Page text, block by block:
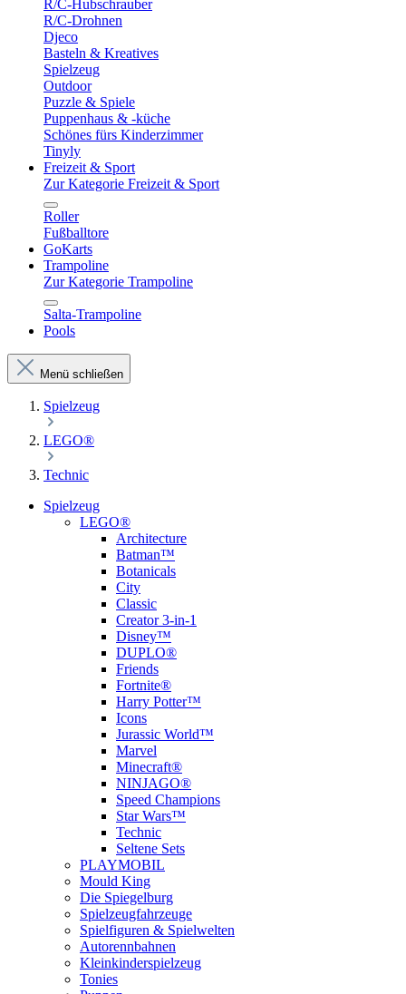
R/C-Hubschrauber
R/C-Drohnen
Djeco
Basteln & Kreatives
Spielzeug
Outdoor
Puzzle & Spiele
Puppenhaus & -küche
Schönes fürs Kinderzimmer
Tinyly
Freizeit & Sport
Zur Kategorie Freizeit & Sport
Roller
Fußballtore
GoKarts
Trampoline
Zur Kategorie Trampoline
Salta-Trampoline
Pools
Menü schließen
Spielzeug
LEGO®
Technic
Spielzeug
LEGO®
Architecture
Batman™
Botanicals
City
Classic
Creator 3-in-1
Disney™
DUPLO®
Friends
Fortnite®
Harry Potter™
Icons
Jurassic World™
Marvel
Minecraft®
NINJAGO®
Speed Champions
Star Wars™
Technic
Seltene Sets
PLAYMOBIL
Mould King
Die Spiegelburg
Spielzeugfahrzeuge
Spielfiguren & Spielwelten
Autorennbahnen
Kleinkinderspielzeug
Tonies